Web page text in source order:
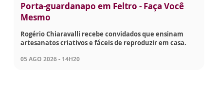
Porta-guardanapo em Feltro - Faça Você
Mesmo
Rogério Chiaravalli recebe convidados que ensinam
artesanatos criativos e fáceis de reproduzir em casa.
05 AGO 2026 - 14H20